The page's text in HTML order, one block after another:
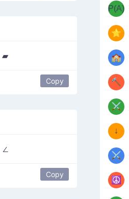
▰
Copy
∠
Copy
P(A)
⭐
🏫
🔨
⚔️
↓
⚔️
☮️